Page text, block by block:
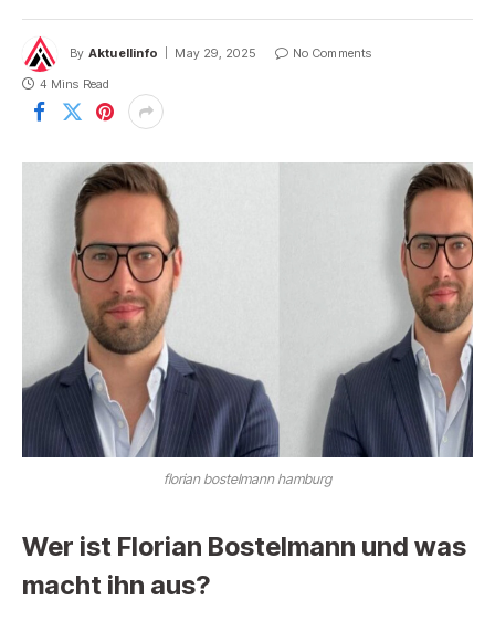
By Aktuellinfo May 29, 2025
No Comments
4 Mins Read
florian bostelmann hamburg
Wer ist Florian Bostelmann und was
macht ihn aus?